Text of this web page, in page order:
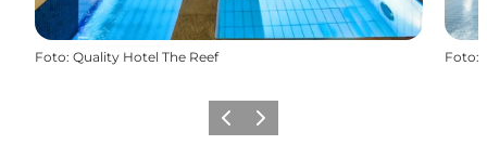
Foto: Quality Hotel The Reef Foto:
Föregående
Nästa